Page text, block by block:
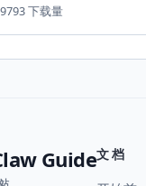
下载量
Guide文档